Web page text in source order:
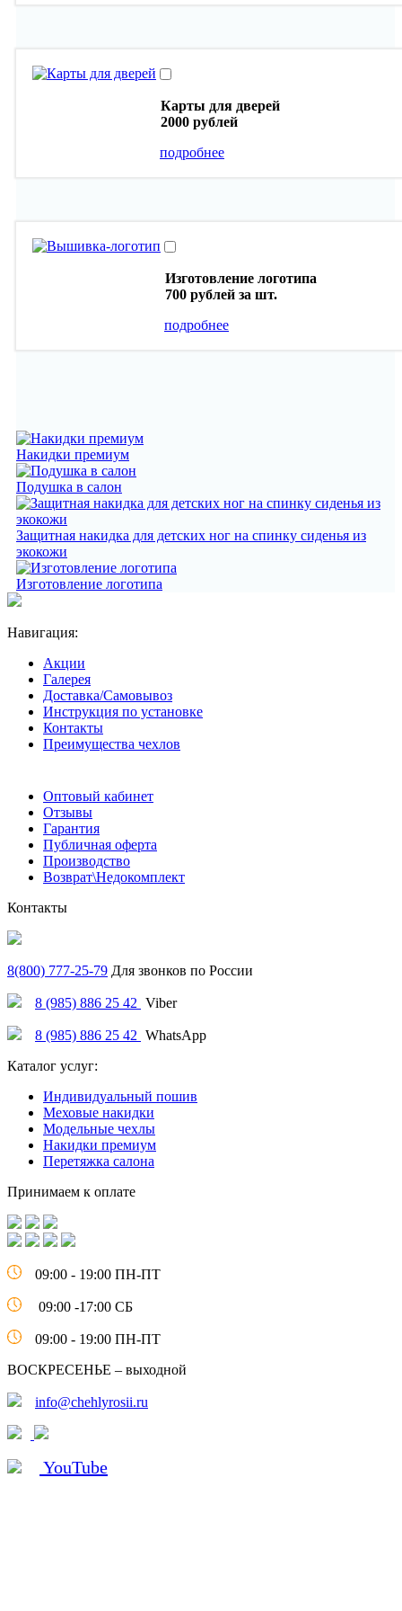
Карты для дверей
2000 рублей
подробнее
Изготовление логотипа
700 рублей за шт.
подробнее
Накидки премиум
Подушка в салон
Защитная накидка для детских ног на спинку сиденья из
экокожи
Изготовление логотипа
Навигация:
Акции
Галерея
Доставка/Самовывоз
Инструкция по установке
Контакты
Преимущества чехлов
Оптовый кабинет
Отзывы
Гарантия
Публичная оферта
Производство
Возврат\Недокомплект
Контакты
8(800) 777-25-79 Для звонков по России
8 (985) 886 25 42 Viber
8 (985) 886 25 42 WhatsApp
Каталог услуг:
Индивидуальный пошив
Меховые накидки
Модельные чехлы
Накидки премиум
Перетяжка салона
Принимаем к оплате
09:00 - 19:00 ПН-ПТ
09:00 -17:00 СБ
09:00 - 19:00 ПН-ПТ
ВОСКРЕСЕНЬЕ – выходной
info@chehlyrosii.ru
YouTube